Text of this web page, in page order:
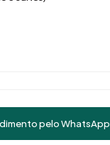
peloWhatsApp